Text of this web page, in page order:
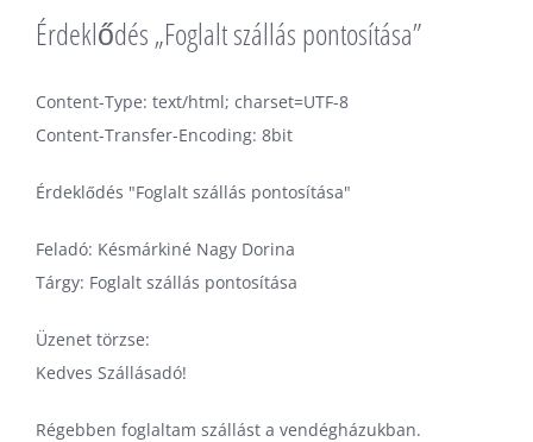
Érdeklődés „Foglalt szállás pontosítása”
Content-Type: text/html; charset=UTF-8
Content-Transfer-Encoding: 8bit
Érdeklődés "Foglalt szállás pontosítása"
Feladó: Késmárkiné Nagy Dorina
Tárgy: Foglalt szállás pontosítása
Üzenet törzse:
Kedves Szállásadó!
Régebben foglaltam szállást a vendégházukban.